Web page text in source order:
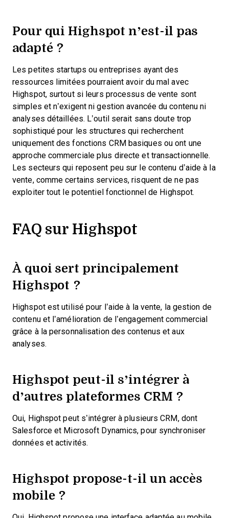
Pour qui Highspot n’est-il pas
adapté ?
Les petites startups ou entreprises ayant des
ressources limitées pourraient avoir du mal avec
Highspot, surtout si leurs processus de vente sont
simples et n’exigent ni gestion avancée du contenu ni
analyses détaillées. L’outil serait sans doute trop
sophistiqué pour les structures qui recherchent
uniquement des fonctions CRM basiques ou ont une
approche commerciale plus directe et transactionnelle.
Les secteurs qui reposent peu sur le contenu d’aide à la
vente, comme certains services, risquent de ne pas
exploiter tout le potentiel fonctionnel de Highspot.
FAQ sur Highspot
À quoi sert principalement
Highspot ?
Highspot est utilisé pour l’aide à la vente, la gestion de
contenu et l’amélioration de l’engagement commercial
grâce à la personnalisation des contenus et aux
analyses.
Highspot peut-il s’intégrer à
d’autres plateformes CRM ?
Oui, Highspot peut s’intégrer à plusieurs CRM, dont
Salesforce et Microsoft Dynamics, pour synchroniser
données et activités.
Highspot propose-t-il un accès
mobile ?